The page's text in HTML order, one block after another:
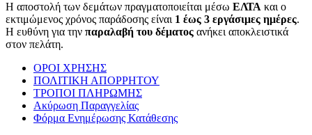
Η αποστολή των δεμάτων πραγματοποιείται μέσω ΕΛΤΑ και ο
εκτιμώμενος χρόνος παράδοσης είναι 1 έως 3 εργάσιμες ημέρες.
Η ευθύνη για την παραλαβή του δέματος ανήκει αποκλειστικά
στον πελάτη.
ΟΡΟΙ ΧΡΗΣΗΣ
ΠΟΛΙΤΙΚΗ ΑΠΟΡΡΗΤΟΥ
ΤΡΟΠΟΙ ΠΛΗΡΩΜΗΣ
Ακύρωση Παραγγελίας
Φόρμα Ενημέρωσης Κατάθεσης